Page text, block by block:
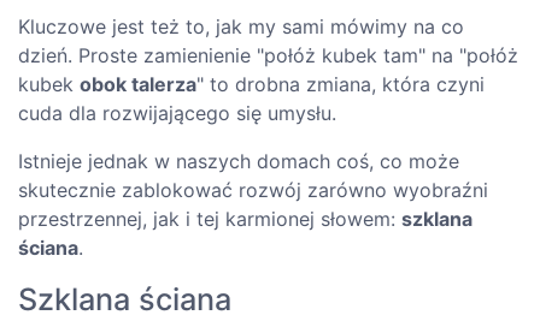
Kluczowe jest też to, jak my sami mówimy na co
dzień. Proste zamienienie "połóż kubek tam" na "połóż
kubek obok talerza" to drobna zmiana, która czyni
cuda dla rozwijającego się umysłu.
Istnieje jednak w naszych domach coś, co może
skutecznie zablokować rozwój zarówno wyobraźni
przestrzennej, jak i tej karmionej słowem: szklana
ściana.
Szklana ściana